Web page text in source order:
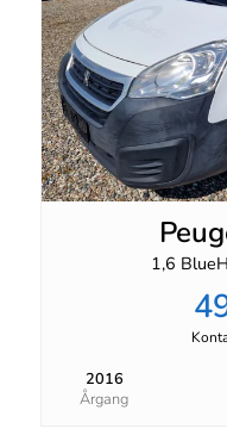
1,6
2016
Årgang